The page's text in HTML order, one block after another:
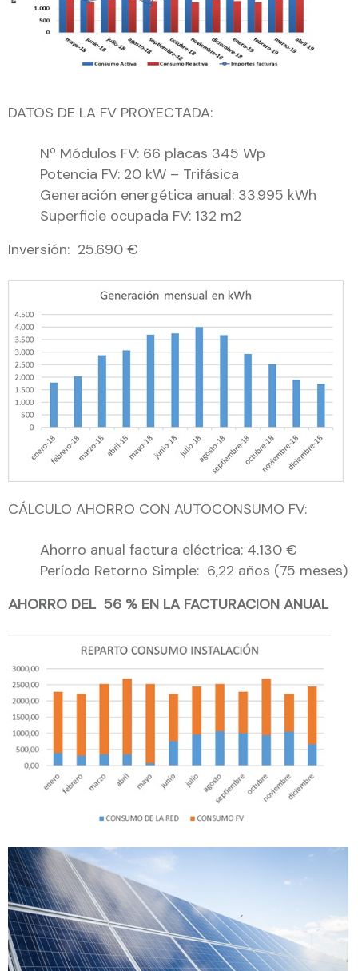
DATOS DE LA FV PROYECTADA:
Nº Módulos FV: 66 placas 345 Wp
Potencia FV: 20 kW – Trifásica
Generación energética anual: 33.995 kWh
Superficie ocupada FV: 132 m2
Inversión: 25.690 €
CÁLCULO AHORRO CON AUTOCONSUMO FV:
Ahorro anual factura eléctrica: 4.130 €
Período Retorno Simple: 6,22 años (75 meses)
AHORRO DEL 56 % EN LA FACTURACION ANUAL